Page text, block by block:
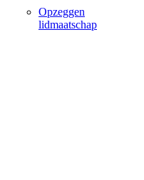
Opzeggen
lidmaatschap